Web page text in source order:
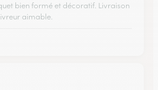
bien formé et décoratif. Livraison
aimable.